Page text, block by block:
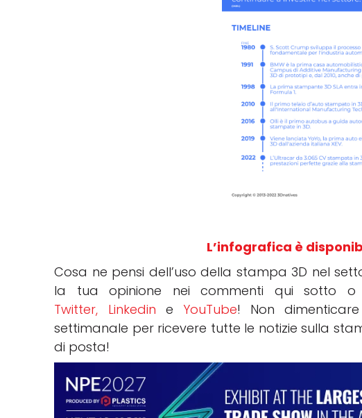
L’infografica è
Cosa ne pensi dell’uso della stampa 3D nel
la tua opinione nei commenti qui sotto o
Twitter,
Linkedin e YouTube! Non
settimanale per ricevere tutte le notizie sulla
di posta!